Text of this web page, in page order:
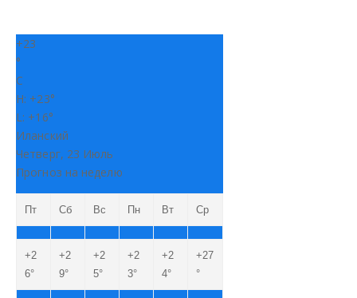
+23
°
C
H: +23°
L: +16°
Иланский
Четверг, 23 Июль
Прогноз на неделю
Пт Сб Вс Пн Вт Ср
+2
6°
+2
9°
+2
5°
+2
3°
+2
4°
+27
°